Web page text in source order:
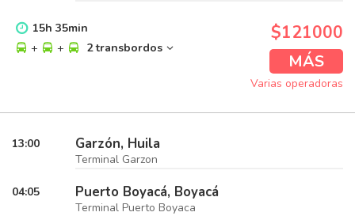
15h 35min
+
+ 2 transbordos
$121000
MÁS
Varias operadoras
13:00 Garzón, Huila
Terminal Garzon
04:05 Puerto Boyacá, Boyacá
Terminal Puerto Boyaca